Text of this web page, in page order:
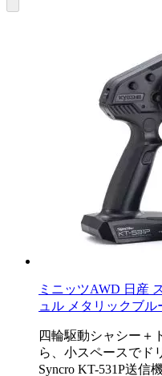
ミニッツAWD 日産
ュル メタリックブル
四輪駆動シャシー＋
ら、小スペースでド
Syncro KT-531P送信